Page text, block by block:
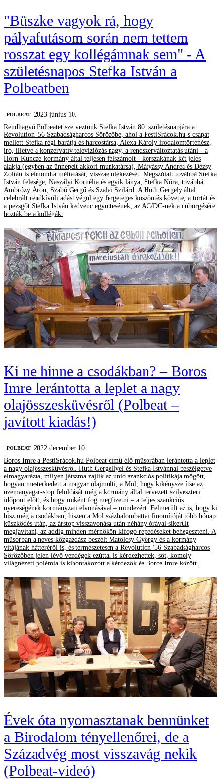
"Büszke vagyok rá, hogy
pályafutásom során nem tettem
rosszat egy kollégámnak sem" - A
születésnapos Stefka István a
Polbeatben
‎POLBEAT 2023 június 10.
Rendhagyó Polbeatet szerveztünk Stefka István 80. születésnapjára a
Revolution '56 Szabadságharcos Sörözőbe, ahol a PestiSrácok.hu-s csapat
mellett Stefka régi barátja és harcostársa, Alexa Károly irodalomtörténész,
író, illetve a konzervatív televíziózás nagy, a rendszerváltoztatás utáni - a
Horn-Kuncze-kormány által teljesen felszámolt - korszakának két jeles
alakja (egyben az ünnepelt akkori munkatársa), Mátyássy Andrea és Dézsy
Zoltán is elmondta méltatását, visszaemlékezését. Megszólalt továbbá Stefka
István felesége, Naszályi Kornélia és egyik lánya, Stefka Nóra, továbbá
Ambrózy Áron, Szabó Gergő és Szalai Szilárd. A Huth Gergely által
celebrált rendkívüli adást végül egy fergeteges köszöntés követte, a tortát és
a pezsgőt Stefka István kedvenc együttesének, az AC/DC-nek a dübörgésére
hozták be a kollégák.
Ki ne hinne a csodákban? – Boros
Imre lerántotta a leplet a nagy
olajösszesküvésről (Polbeat –
javított kiadás!)
‎POLBEAT
2022 december 10.
Boros Imre a PestiSrácok.hu Polbeat című élő műsorában lerántotta a leplet
a nagy olajösszesküvésről. Huth Gergellyel és Stefka Istvánnal beszélgetve
elmagyarázta, milyen játszma zajlik az unió szankciós politikája mögött,
hogyan mesterkedett a magyar olajmulti, a Mol, hogy kikényszerítse az
üzemanyagár-stop feloldását még a kormány által tervezett szilveszteri
időpont előtt, és hogy miként fog megfizetni – a teljes szankciós
nyereségének kormányzati elvonásával – mindezért. Felmerült az is, hogy ki
hisz még a csodákban, hiszen a Mol százhalombattai finomítóját több hónap
küszködés után, az árstop visszavonása után néhány órával sikerült
megjavítani, az addig minden mérnökön kifogó repedéseket behegeszteni. A
műsorban a neves közgazdász beszélt Matolcsy György és a kormány
vitájának hátteréről is, és természetesen a Revolution '56 Szabadságharcos
Sörözőben jelen lévő vendégek ezúttal is kérdezhettek, sőt, komoly
világnézeti polémia is kibontakozott a kérdezők és Boros Imre között.
Évek óta nyomasztanak bennünket
a Birodalom tényellenőrei, de a
Századvég most visszavág nekik
(Polbeat-videó)